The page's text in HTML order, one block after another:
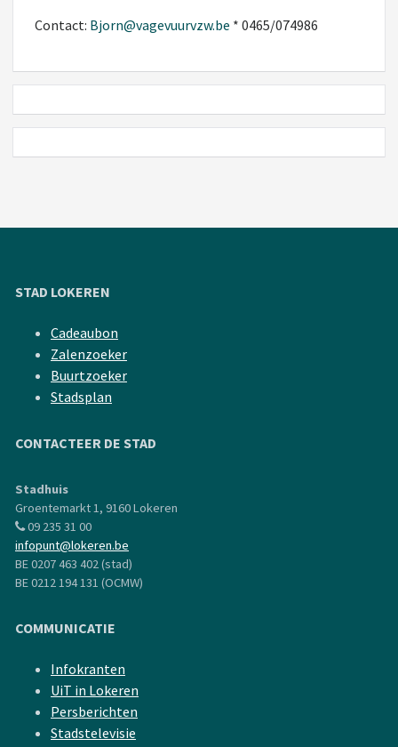
Contact: Bjorn@vagevuurvzw.be * 0465/074986
STAD LOKEREN
Cadeaubon
Zalenzoeker
Buurtzoeker
Stadsplan
CONTACTEER DE STAD
Stadhuis
Groentemarkt 1, 9160 Lokeren
09 235 31 00
infopunt@lokeren.be
BE 0207 463 402 (stad)
BE 0212 194 131 (OCMW)
COMMUNICATIE
Infokranten
UiT in Lokeren
Persberichten
Stadstelevisie